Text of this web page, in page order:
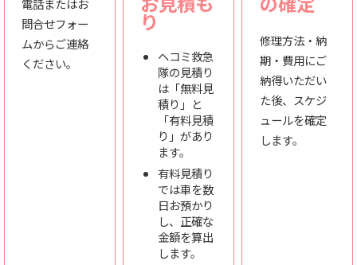
電話またはお
問合せフォー
ムからご連絡
ください。
り
ヘコミ救急
隊の見積り
は「無料見
積り」と
「有料見積
り」があり
ます。
有料見積り
では車を数
日お預かり
し、正確な
金額を算出
します。
修理方法・納
期・費用にご
納得いただい
た後、スケジ
ュールを確定
します。